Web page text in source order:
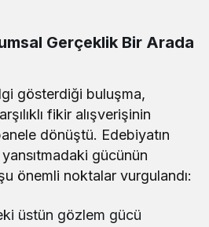
Gerçeklik Bir Arada
gösterdiği buluşma,
fikir alışverişinin
dönüştü. Edebiyatın
gücünün
önemli noktalar vurgulandı:
üstün gözlem gücü